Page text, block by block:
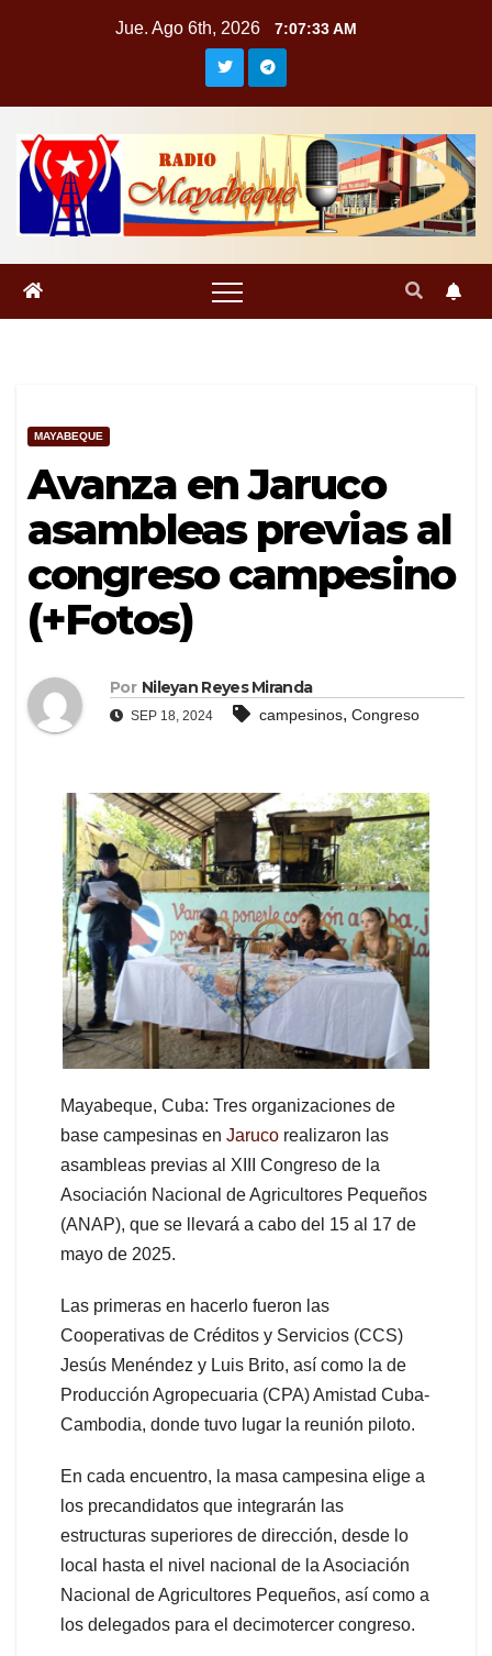
Jue. Ago 6th, 2026 7:07:34 AM
MAYABEQUE
Avanza en Jaruco
asambleas previas al
congreso campesino
(+Fotos)
Por Nileyan Reyes Miranda
SEP 18, 2024 campesinos, Congreso
Mayabeque, Cuba: Tres organizaciones de
base campesinas en Jaruco realizaron las
asambleas previas al XIII Congreso de la
Asociación Nacional de Agricultores Pequeños
(ANAP), que se llevará a cabo del 15 al 17 de
mayo de 2025.
Las primeras en hacerlo fueron las
Cooperativas de Créditos y Servicios (CCS)
Jesús Menéndez y Luis Brito, así como la de
Producción Agropecuaria (CPA) Amistad Cuba-
Cambodia, donde tuvo lugar la reunión piloto.
En cada encuentro, la masa campesina elige a
los precandidatos que integrarán las
estructuras superiores de dirección, desde lo
local hasta el nivel nacional de la Asociación
Nacional de Agricultores Pequeños, así como a
los delegados para el decimotercer congreso.